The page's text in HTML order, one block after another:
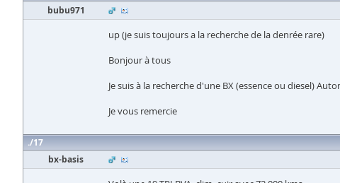
bubu971
up (je suis toujours a la recherche de la denrée rare)
Bonjour à tous
Je suis à la recherche d'une BX (essence ou diesel)
Je vous remercie
17
bx-basis